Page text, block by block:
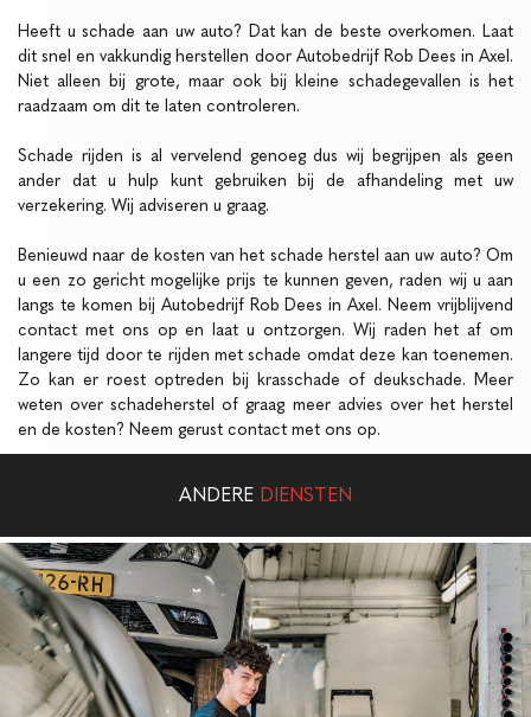
Heeft u schade aan uw auto? Dat kan de beste overkomen. Laat
dit snel en vakkundig herstellen door Autobedrijf Rob Dees in Axel.
Niet alleen bij grote, maar ook bij kleine schadegevallen is het
raadzaam om dit te laten controleren.
Schade rijden is al vervelend genoeg dus wij begrijpen als geen
ander dat u hulp kunt gebruiken bij de afhandeling met uw
verzekering. Wij adviseren u graag.
Benieuwd naar de kosten van het schade herstel aan uw auto? Om
u een zo gericht mogelijke prijs te kunnen geven, raden wij u aan
langs te komen bij Autobedrijf Rob Dees in Axel. Neem vrijblijvend
contact met ons op en laat u ontzorgen. Wij raden het af om
langere tijd door te rijden met schade omdat deze kan toenemen.
Zo kan er roest optreden bij krasschade of deukschade. Meer
weten over schadeherstel of graag meer advies over het herstel
en de kosten? Neem gerust contact met ons op.
ANDERE DIENSTEN